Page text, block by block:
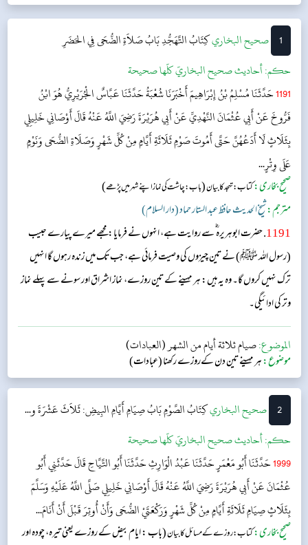
1 ‌‌صحيح البخاريكِتَابُ التَّهَجُّدِبَابُ صَلاَةِ الضُّحَى فِي الحَضَرِ
حکم:أحاديث صحيح البخاريّ كلّها صحيحة
1191حَدَّثَنَا مُسْلِمُ بْنُ إِبْرَاهِيمَ أَخْبَرَنَا شُعْبَةُ حَدَّثَنَا عَبَّاسٌ الْجُرَيْرِيُّ هُوَ ابْنُ
فَرُّوخَ عَنْ أَبِي عُثْمَانَ النَّهْدِيِّ عَنْ أَبِي هُرَيْرَةَ رَضِيَ اللَّهُ عَنْهُ قَالَ أَوْصَانِي خَلِيلِي
بِثَلَاثٍ لَا أَدَعُهُنَّ حَتَّى أَمُوتَ صَوْمِ ثَلَاثَةِ أَيَّامٍ مِنْ كُلِّ شَهْرٍ وَصَلَاةِ الضُّحَى وَنَوْمٍ
عَلَى وِتْرٍ...
صحیح بخاری:کتاب: تہجد کا بیان(باب: چاشت کی نماز اپنے شہر میں پڑھے)
مترجم:شیخ الحدیث حافظ عبد الستار حماد (دار السلام)
1191 . حضرت ابوہریرہ ؓ سے روایت ہے، انہوں نے فرمایا: مجھے میرے پیارے حبیب
(رسول اللہ ﷺ) نے تین چیزوں کی وصیت فرمائی ہے، جب تک میں زندہ رہوں گا انہیں
ترک نہیں کروں گا۔ وہ یہ ہیں: ہر مہینے کے تین روزے، نماز اشراق اور سونے سے پہلے نماز
وتر کی ادائیگی۔
الموضوع:صيام ثلاثة أيام من الشهر (العبادات)
موضوع:ہر مہینے تین دن کےروزے رکھنا (عبادات)
2 ‌‌صحيح البخاريكِتَابُ الصَّوْمِبَابُ صِيَامِ أَيَّامِ البِيضِ: ثَلاَثَ عَشْرَةَ و...
حکم:أحاديث صحيح البخاريّ كلّها صحيحة
1999حَدَّثَنَا أَبُو مَعْمَرٍ حَدَّثَنَا عَبْدُ الْوَارِثِ حَدَّثَنَا أَبُو التَّيَّاحِ قَالَ حَدَّثَنِي أَبُو
عُثْمَانَ عَنْ أَبِي هُرَيْرَةَ رَضِيَ اللَّهُ عَنْهُ قَالَ أَوْصَانِي خَلِيلِي صَلَّى اللَّهُ عَلَيْهِ وَسَلَّمَ
بِثَلَاثٍ صِيَامِ ثَلَاثَةِ أَيَّامٍ مِنْ كُلِّ شَهْرٍ وَرَكْعَتَيْ الضُّحَى وَأَنْ أُوتِرَ قَبْلَ أَنْ أَنَامَ...
صحیح بخاری:کتاب: روزے کے مسائل کا بیان(باب : ایام بیض کے روزے یعنی تیرہ، چودہ اور